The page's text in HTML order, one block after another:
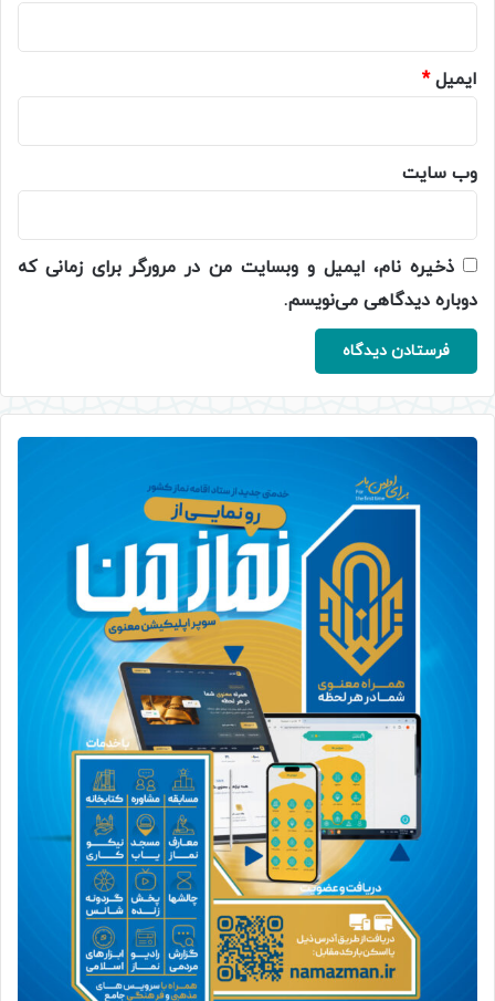
ایمیل*
وب‌ سایت
ذخیره نام، ایمیل و وبسایت من در مرورگر برای زمانی که
دوباره دیدگاهی می‌نویسم.